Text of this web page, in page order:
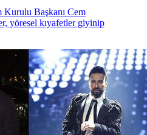
Başkanı Cem
yöresel kıyafetler giyinip